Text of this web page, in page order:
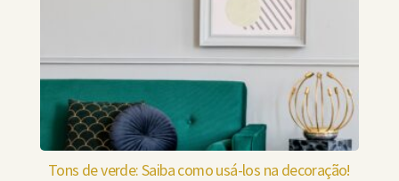
Tons de verde: Saiba como usá-los na decoração!